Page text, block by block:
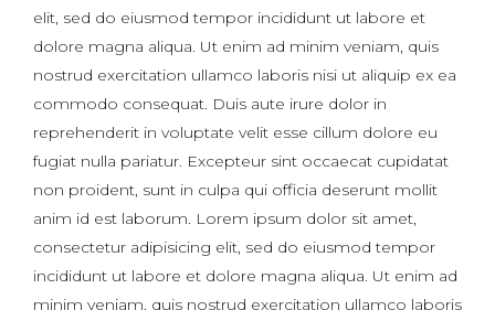
elit, sed do eiusmod tempor incididunt ut labore et
dolore magna aliqua. Ut enim ad minim veniam, quis
nostrud exercitation ullamco laboris nisi ut aliquip ex ea
commodo consequat. Duis aute irure dolor in
reprehenderit in voluptate velit esse cillum dolore eu
fugiat nulla pariatur. Excepteur sint occaecat cupidatat
non proident, sunt in culpa qui officia deserunt mollit
anim id est laborum. Lorem ipsum dolor sit amet,
consectetur adipisicing elit, sed do eiusmod tempor
incididunt ut labore et dolore magna aliqua. Ut enim ad
minim veniam, quis nostrud exercitation ullamco laboris